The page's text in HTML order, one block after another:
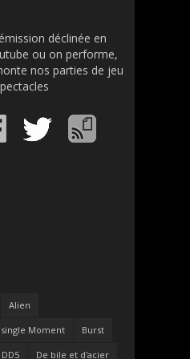
déclinée en
ou on performe,
nos parties de jeu
Alien
single Moment Burst
DD5 De bile et d'acier